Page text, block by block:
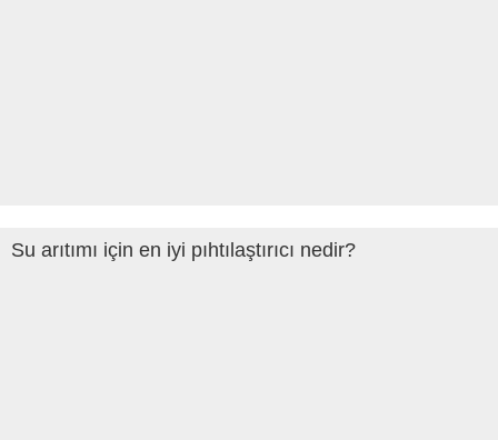
Su arıtımı için en iyi pıhtılaştırıcı nedir?